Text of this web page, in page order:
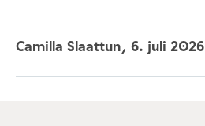
Camilla Slaattun, 6. juli 2026